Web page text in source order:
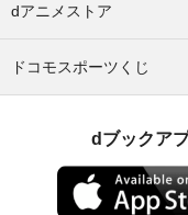
dアニメストア
ドコモスポーツくじ
dブックア